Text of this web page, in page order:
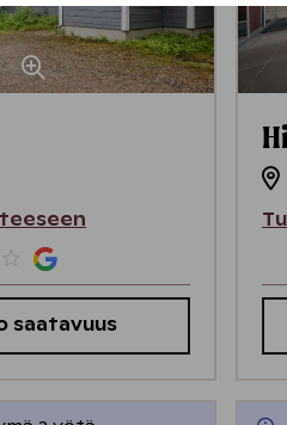
saatavuus